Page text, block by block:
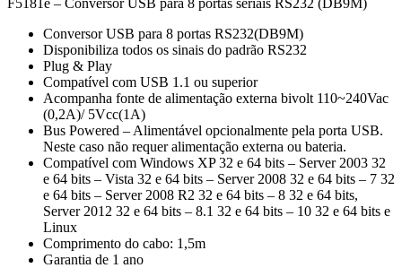
F5181e – Conversor USB para 8 portas seriais RS232 (DB9M)
Conversor USB para 8 portas RS232(DB9M)
Disponibiliza todos os sinais do padrão RS232
Plug & Play
Compatível com USB 1.1 ou superior
Acompanha fonte de alimentação externa bivolt 110~240Vac
(0,2A)/ 5Vcc(1A)
Bus Powered – Alimentável opcionalmente pela porta USB.
Neste caso não requer alimentação externa ou bateria.
Compatível com Windows XP 32 e 64 bits – Server 2003 32
e 64 bits – Vista 32 e 64 bits – Server 2008 32 e 64 bits – 7 32
e 64 bits – Server 2008 R2 32 e 64 bits – 8 32 e 64 bits,
Server 2012 32 e 64 bits – 8.1 32 e 64 bits – 10 32 e 64 bits e
Linux
Comprimento do cabo: 1,5m
Garantia de 1 ano